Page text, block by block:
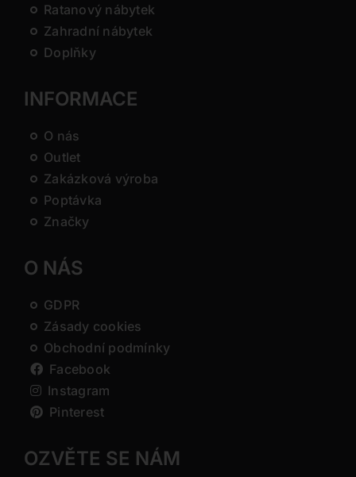
Ratanový nábytek
Zahradní nábytek
Doplňky
INFORMACE
O nás
Outlet
Zakázková výroba
Poptávka
Značky
O NÁS
GDPR
Zásady cookies
Obchodní podmínky
Facebook
Instagram
Pinterest
OZVĚTE SE NÁM